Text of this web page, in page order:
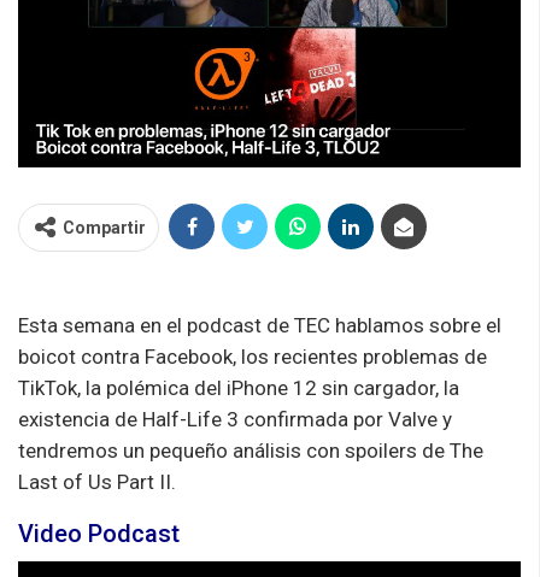
Compartir
Esta semana en el podcast de TEC hablamos sobre el
boicot contra Facebook, los recientes problemas de
TikTok, la polémica del iPhone 12 sin cargador, la
existencia de Half-Life 3 confirmada por Valve y
tendremos un pequeño análisis con spoilers de The
Last of Us Part II.
Video Podcast